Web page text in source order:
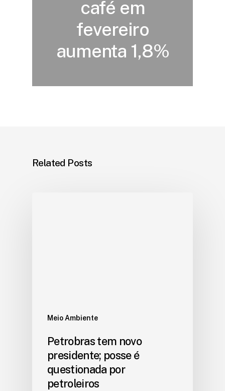
café em
fevereiro
aumenta 1,8%
Related Posts
Meio Ambiente
Petrobras tem novo
presidente; posse é
questionada por
petroleiros